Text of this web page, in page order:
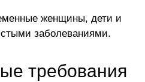
женщины, дети и
заболеваниями.
требования